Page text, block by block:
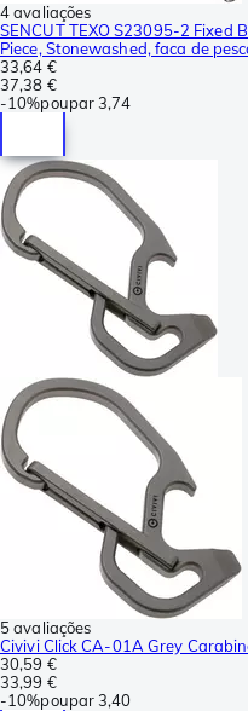
4 avaliações
SENCUT TEXO S23095-2 Fixed
Piece, Stonewashed, faca de
33,64 €
37,38 €
-10%poupar3,74
5 avaliações
Civivi Click CA-01A Grey
30,59 €
33,99 €
-10%poupar3,40